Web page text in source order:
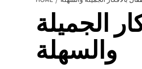
الجميلة
والسهلة